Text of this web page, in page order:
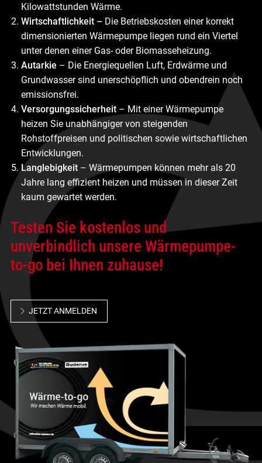
Kilowattstunden Wärme.
Wirtschaftlichkeit – Die Betriebskosten einer korrekt
dimensionierten Wärmepumpe liegen rund ein Viertel
unter denen einer Gas- oder Biomasseheizung.
Autarkie – Die Energiequellen Luft, Erdwärme und
Grundwasser sind unerschöpflich und obendrein noch
emissionsfrei.
Versorgungssicherheit– Mit einer Wärmepumpe
heizen Sie unabhängiger von steigenden
Rohstoffpreisen und politischen sowie wirtschaftlichen
Entwicklungen.
Langlebigkeit– Wärmepumpen können mehr als 20
Jahre lang effizient heizen und müssen in dieser Zeit
kaum gewartet werden.
Testen Sie kostenlos und
unverbindlich unsere Wärmepumpe-
to-go bei Ihnen zuhause!
JETZT ANMELDEN